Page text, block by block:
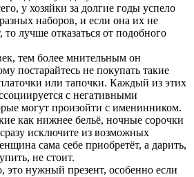
у хозяйки за долгие годы успело
наборов, и если она их не
то лучше отказаться от подобного
тем более мнительным он
постарайтесь не покупать такие
или тапочки. Каждый из этих
с негативными
могут произойти с именинником.
как нижнее бельё, ночные сорочки
исключите из возможных
сама себе приобретёт, а дарить,
не стоит.
это нужный презент, особенно если